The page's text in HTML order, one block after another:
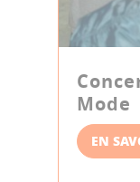
Mode
EN